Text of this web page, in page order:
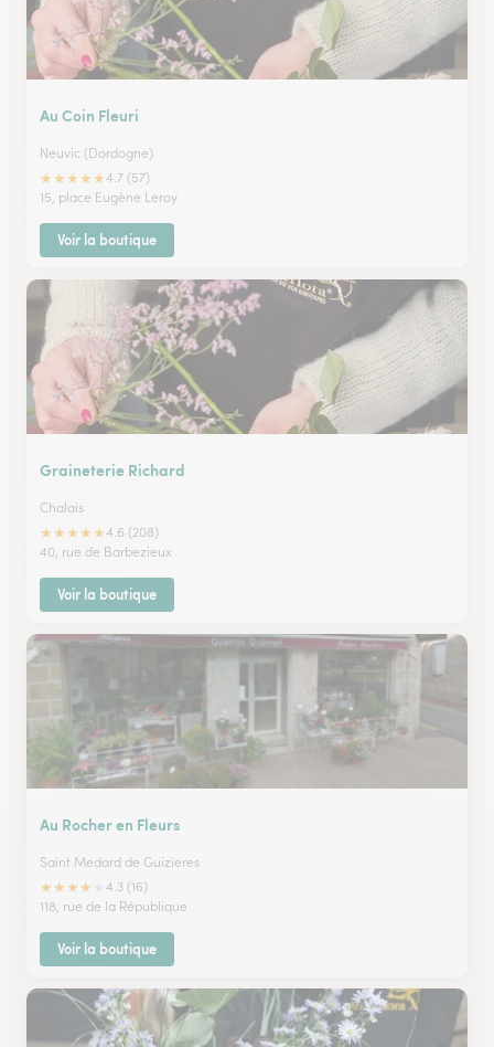
Au Coin Fleuri
Neuvic (Dordogne)
★★★★★4.7 (57)
15, place Eugène Leroy
Voir la boutique
Graineterie Richard
Chalais
★★★★★4.6 (208)
40, rue de Barbezieux
Voir la boutique
Au Rocher en Fleurs
Saint Medard de Guizieres
★★★★
4.3 (16)
118, rue de la République
Voir la boutique